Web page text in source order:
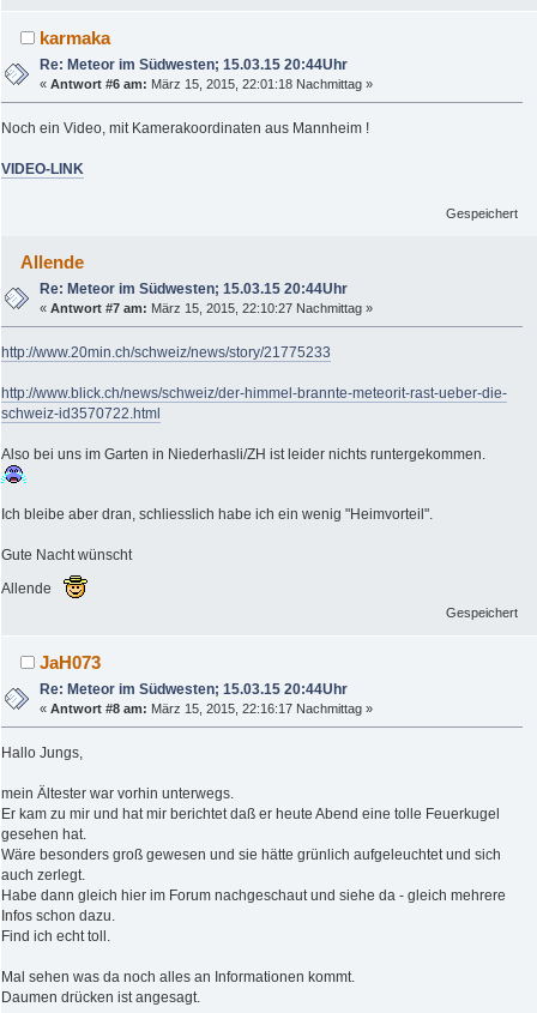
karmaka
Re: Meteor im Südwesten; 15.03.15 20:44Uhr
«Antwort #6 am: März 15, 2015, 22:01:18 Nachmittag »
Noch ein Video, mit Kamerakoordinaten aus Mannheim !
VIDEO-LINK
Gespeichert
Allende
Re: Meteor im Südwesten; 15.03.15 20:44Uhr
«Antwort #7 am: März 15, 2015, 22:10:27 Nachmittag »
http://www.20min.ch/schweiz/news/story/21775233
http://www.blick.ch/news/schweiz/der-himmel-brannte-meteorit-rast-ueber-die-
schweiz-id3570722.html
Also bei uns im Garten in Niederhasli/ZH ist leider nichts runtergekommen.
Ich bleibe aber dran, schliesslich habe ich ein wenig "Heimvorteil".
Gute Nacht wünscht
Allende
Gespeichert
JaH073
Re: Meteor im Südwesten; 15.03.15 20:44Uhr
«Antwort #8 am: März 15, 2015, 22:16:17 Nachmittag »
Hallo Jungs,
mein Ältester war vorhin unterwegs.
Er kam zu mir und hat mir berichtet daß er heute Abend eine tolle Feuerkugel
gesehen hat.
Wäre besonders groß gewesen und sie hätte grünlich aufgeleuchtet und sich
auch zerlegt.
Habe dann gleich hier im Forum nachgeschaut und siehe da - gleich mehrere
Infos schon dazu.
Find ich echt toll.
Mal sehen was da noch alles an Informationen kommt.
Daumen drücken ist angesagt.